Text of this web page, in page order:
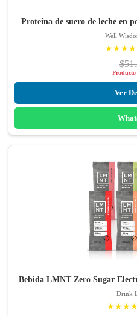
Proteína de suero de leche en
Well
★★★★
Producto
Ver
Bebida LMNT Zero Sugar
Drink